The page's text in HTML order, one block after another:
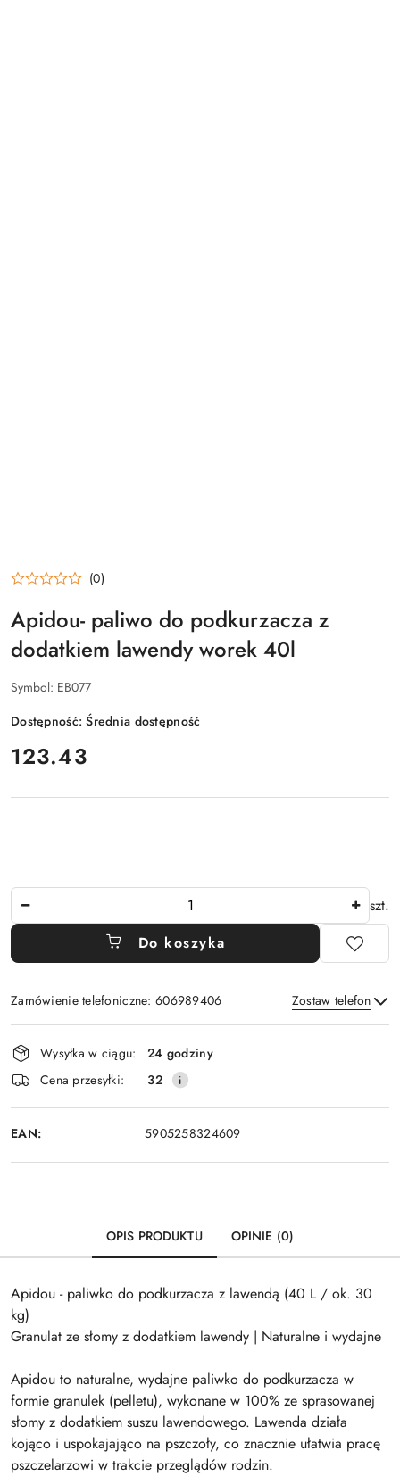
(0)
Apidou- paliwo do podkurzacza z
dodatkiem lawendy worek 40l
Symbol: EB077
Dostępność:Średnia dostępność
cena:
123.43
szt.
Do koszyka
Zamówienie telefoniczne: 606989406 Zostaw telefon
Wyślij
Dostępność
i
dostawa
Wysyłka w ciągu:
24 godziny
Cena przesyłki:
32
EAN: 5905258324609
OPIS PRODUKTU OPINIE (0)
Apidou - paliwko do podkurzacza z lawendą (40 L / ok. 30
kg)
Granulat ze słomy z dodatkiem lawendy | Naturalne i wydajne
Apidou to naturalne, wydajne paliwko do podkurzacza w
formie granulek (pelletu), wykonane w 100% ze sprasowanej
słomy z dodatkiem suszu lawendowego. Lawenda działa
kojąco i uspokajająco na pszczoły, co znacznie ułatwia pracę
pszczelarzowi w trakcie przeglądów rodzin.